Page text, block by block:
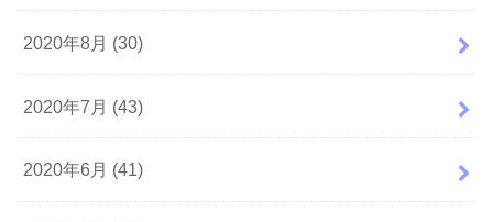
2020年8月 (30)
2020年7月 (43)
2020年6月 (41)